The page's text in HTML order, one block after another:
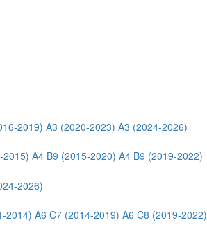
2019) A3 (2020-2023) A3 (2024-2026)
2015) A4 B9 (2015-2020) A4 B9 (2019-2022)
2026)
2014) A6 C7 (2014-2019) A6 C8 (2019-2022)